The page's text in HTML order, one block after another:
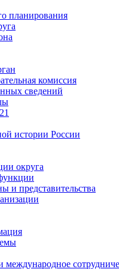
планирования
комиссия
сведений
истории России
округа
и представительства
международное